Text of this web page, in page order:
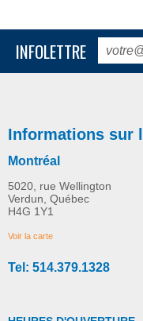
Quadriporteur
reparation-et-pieces
INFOLETTRE
Informations sur
Montréal
5020, rue Wellington
Verdun, Québec
H4G 1Y1
Voir la carte
Tel: 514.379.1328